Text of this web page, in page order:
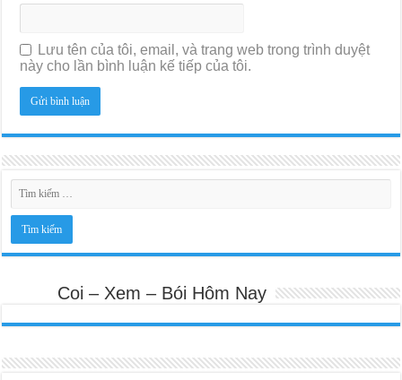
Lưu tên của tôi, email, và trang web trong trình duyệt
này cho lần bình luận kế tiếp của tôi.
Coi – Xem – Bói Hôm Nay